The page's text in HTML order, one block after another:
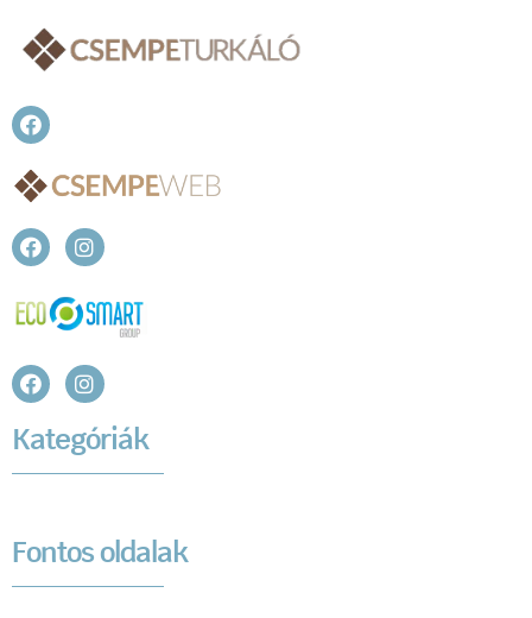
Kategóriák
Fontos oldalak